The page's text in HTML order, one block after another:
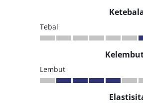
Tebal
Lembut